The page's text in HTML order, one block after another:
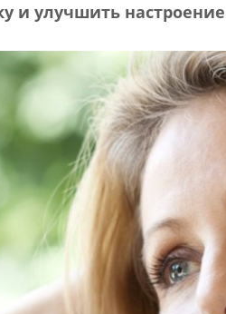
и улучшить настроение